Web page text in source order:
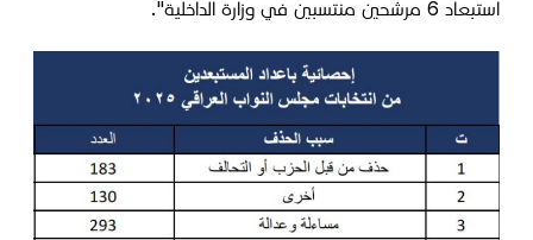
استبعاد 6 مرشحين منتسبين في وزارة الداخلية".